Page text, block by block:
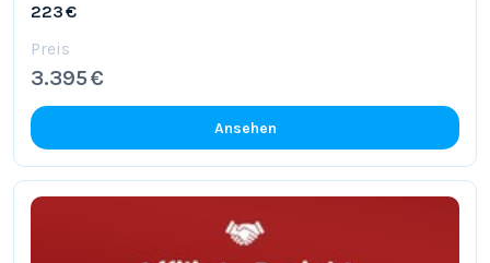
223 €
Preis
3.395 €
Ansehen